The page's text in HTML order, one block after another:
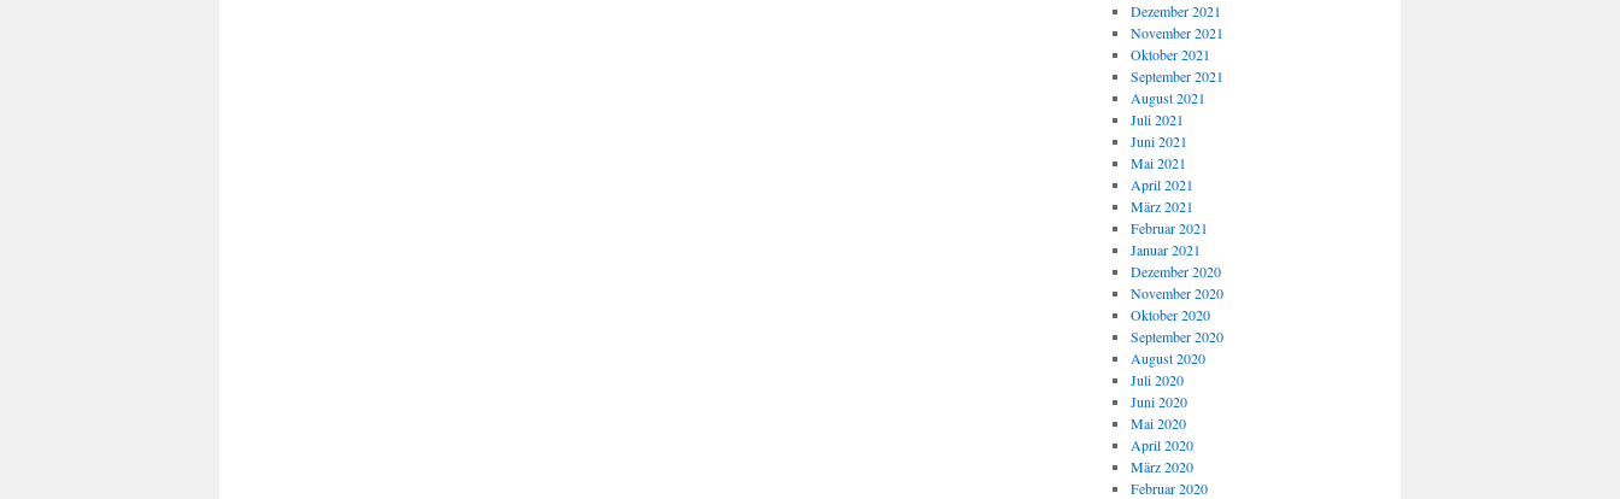
Dezember 2021
November 2021
Oktober 2021
September 2021
August 2021
Juli 2021
Juni 2021
Mai 2021
April 2021
März 2021
Februar 2021
Januar 2021
Dezember 2020
November 2020
Oktober 2020
September 2020
August 2020
Juli 2020
Juni 2020
Mai 2020
April 2020
März 2020
Februar 2020